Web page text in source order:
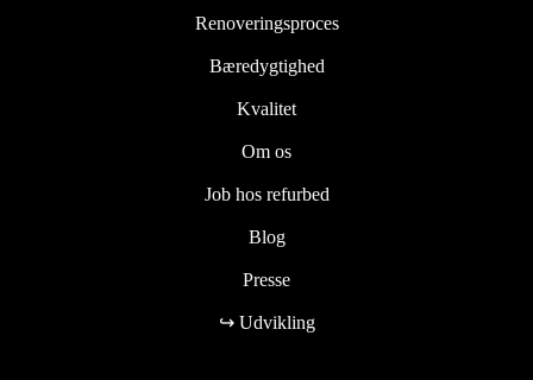
Renoveringsproces
Bæredygtighed
Kvalitet
Om os
Job hos refurbed
Blog
Presse
↪ Udvikling